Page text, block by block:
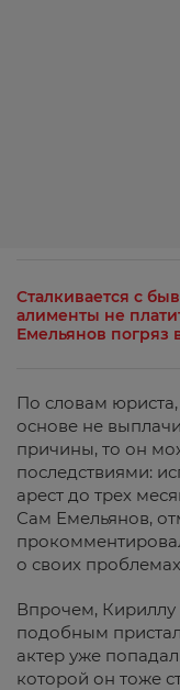
Сталкивается с
алименты не
Емельянов погряз
По словам
основе не
причины, то он
последствиями:
арест до трех
Сам Емельянов,
о своих
Впрочем, Кириллу
подобным
актер уже
которой он тоже